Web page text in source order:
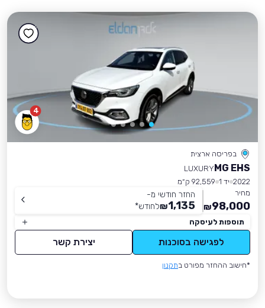
4
בפריסה ארצית
MG EHS
LUXURY
2022 יד 1
92,559 ק״מ
מחיר
98,000
₪
החזר חודשי מ-
1,135
₪לחודש*
תוספות לעיסקה
לפגישה בסוכנות יצירת קשר
*חישוב ההחזר מפורט בתקנון